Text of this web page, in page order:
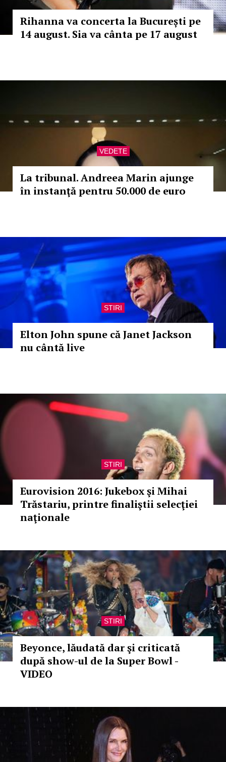
Rihanna va concerta la București pe
14 august. Sia va cânta pe 17 august
VEDETE
La tribunal. Andreea Marin ajunge
în instanţă pentru 50.000 de euro
STIRI
Elton John spune că Janet Jackson
nu cântă live
STIRI
Eurovision 2016: Jukebox şi Mihai
Trăstariu, printre finaliştii selecţiei
naţionale
STIRI
Beyonce, lăudată dar şi criticată
după show-ul de la Super Bowl -
VIDEO